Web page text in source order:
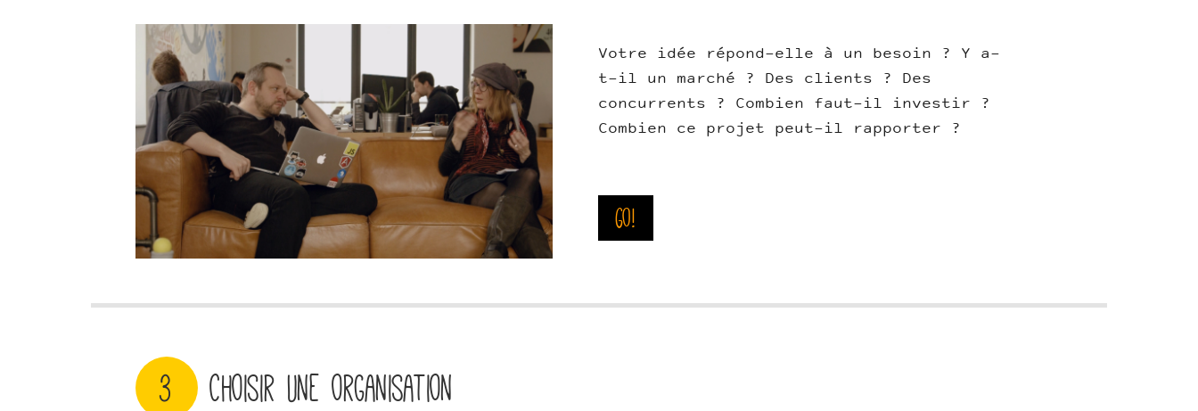
Tilleuls.jpg
Votre idée répond-elle à un besoin ? Y a-
t-il un marché ? Des clients ? Des
concurrents ? Combien faut-il investir ?
Combien ce projet peut-il rapporter ?
Go!
3 Choisir une organisation